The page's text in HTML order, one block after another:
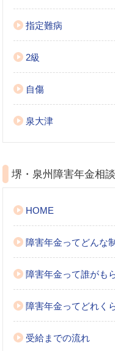
指定難病
2級
自傷
泉大津
堺・泉州障害年金相
HOME
障害年金ってどんな
障害年金って誰がも
障害年金ってどれく
受給までの流れ